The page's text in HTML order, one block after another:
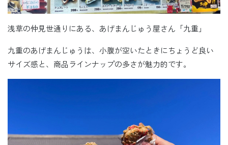
浅草の仲見世通りにある、あげまんじゅう屋さん「九重」
九重のあげまんじゅうは、小腹が空いたときにちょうど良い
サイズ感と、商品ラインナップの多さが魅力的です。